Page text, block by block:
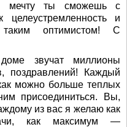
мечту ты сможешь с
и
таким оптимистом! С
звучат миллионы
поздравлений! Каждый
можно больше теплых
присоединиться. Вы,
из вас я желаю как
как максимум —